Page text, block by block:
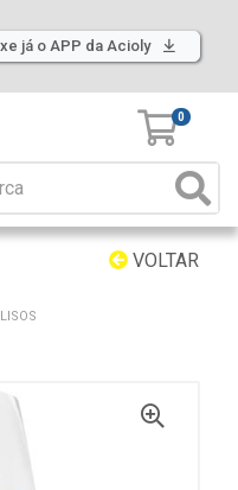
já o APP da Acioly
0
VOLTAR